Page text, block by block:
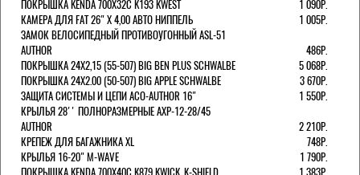
ПОКРЫШКА KENDA 700Х32С K193 KWEST
1 090Р.
КАМЕРА ДЛЯ FAT 26" X 4,00 АВТО НИППЕЛЬ
1 005Р.
ЗАМОК ВЕЛОСИПЕДНЫЙ ПРОТИВОУГОННЫЙ ASL-51
AUTHOR
486Р.
ПОКРЫШКА 24X2,15 (55-507) BIG BEN PLUS SCHWALBE
5 068Р.
ПОКРЫШКА 24X2.00 (50-507) BIG APPLE SCHWALBE
3 670Р.
ЗАЩИТА СИСТЕМЫ И ЦЕПИ ACO-AUTHOR 16"
1 550Р.
КРЫЛЬЯ 28'' ПОЛНОРАЗМЕРНЫЕ AXP-12-28/45
AUTHOR
2 210Р.
КРЕПЕЖ ДЛЯ БАГАЖНИКА XL
748Р.
КРЫЛЬЯ 16-20" M-WAVE
1 790Р.
ПОКРЫШКА KENDA 700Х40С K879 KWICK. K-SHIELD
1 383Р.